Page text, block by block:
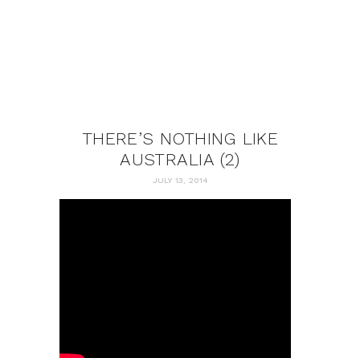
THERE’S NOTHING LIKE
AUSTRALIA (2)
JULY 13, 2014